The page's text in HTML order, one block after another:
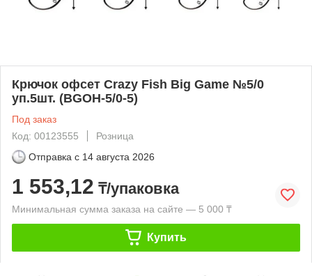
Крючок офсет Crazy Fish Big Game №5/0
уп.5шт. (BGOH-5/0-5)
Под заказ
Код: 00123555
Розница
Отправка с 14 августа 2026
1 553,12 ₸/упаковка
Минимальная сумма заказа на сайте — 5 000 ₸
Купить